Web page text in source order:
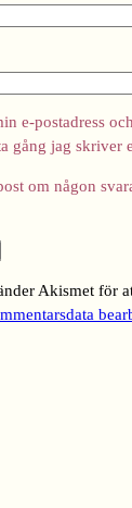
e-postadress
gång jag skriver
om någon
Akismet för